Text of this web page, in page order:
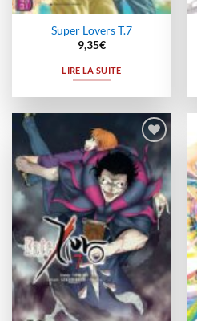
Super Lovers T.7
9,35€
LIRE LA SUITE
Ajouter
à la
wishlist